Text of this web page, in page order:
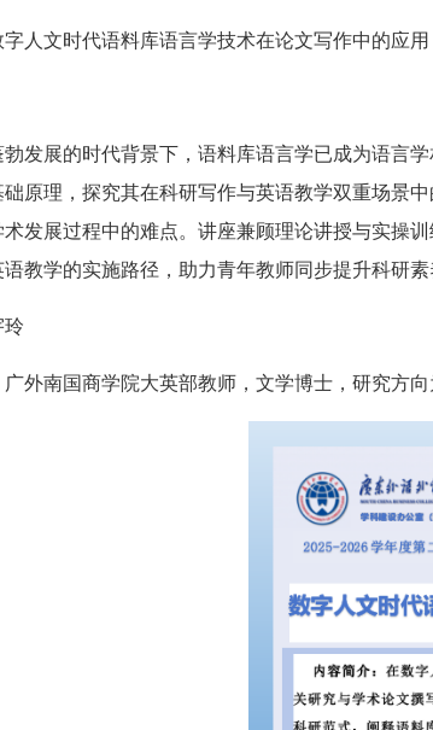
字人文时代语料库语言学技术在论文写作中的应用
发展的时代背景下，语料库语言学已成为语言
原理，探究其在科研写作与英语教学双重场景
发展过程中的难点。讲座兼顾理论讲授与实操
教学的实施路径，助力青年教师同步提升科研素
玲
广外南国商学院大英部教师，文学博士，研究方